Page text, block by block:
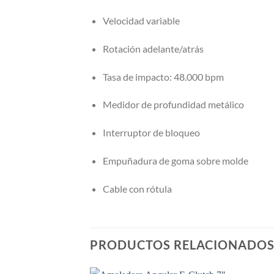
Velocidad variable
Rotación adelante/atrás
Tasa de impacto: 48.000 bpm
Medidor de profundidad metálico
Interruptor de bloqueo
Empuñadura de goma sobre molde
Cable con rótula
PRODUCTOS RELACIONADOS